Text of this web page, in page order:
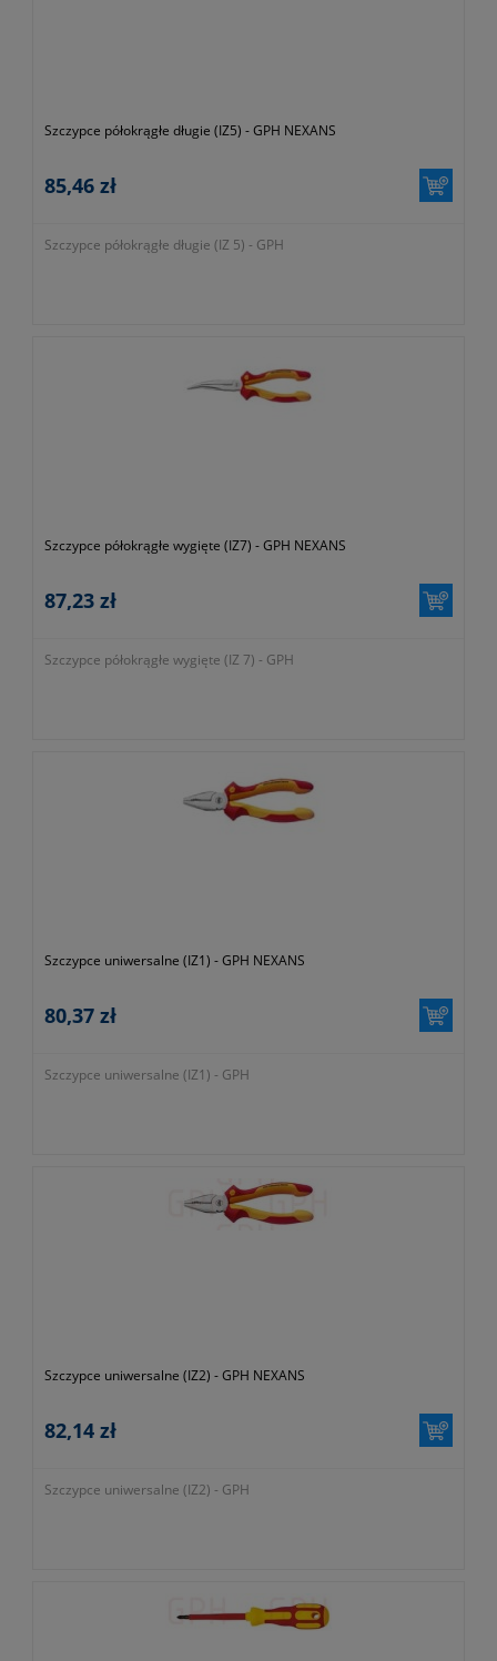
Szczypce półokrągłe długie (IZ5) - GPH NEXANS
85,46 zł
Szczypce półokrągłe długie (IZ 5) - GPH
Szczypce półokrągłe wygięte (IZ7) - GPH NEXANS
87,23 zł
Szczypce półokrągłe wygięte (IZ 7) - GPH
Szczypce uniwersalne (IZ1) - GPH NEXANS
80,37 zł
Szczypce uniwersalne (IZ1) - GPH
Szczypce uniwersalne (IZ2) - GPH NEXANS
82,14 zł
Szczypce uniwersalne (IZ2) - GPH